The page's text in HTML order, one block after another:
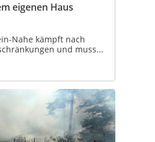
eigenen Haus
Nahe kämpft nach
und muss...